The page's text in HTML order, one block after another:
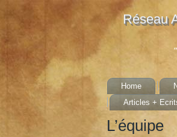
Réseau
Home
Articles +
L’équipe